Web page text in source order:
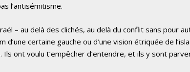
l’antisémitisme.
– au delà des clichés, au delà du conflit sans pour
d’une certaine gauche ou d’une vision étriquée de
ont voulu t’empêcher d’entendre, et ils y sont